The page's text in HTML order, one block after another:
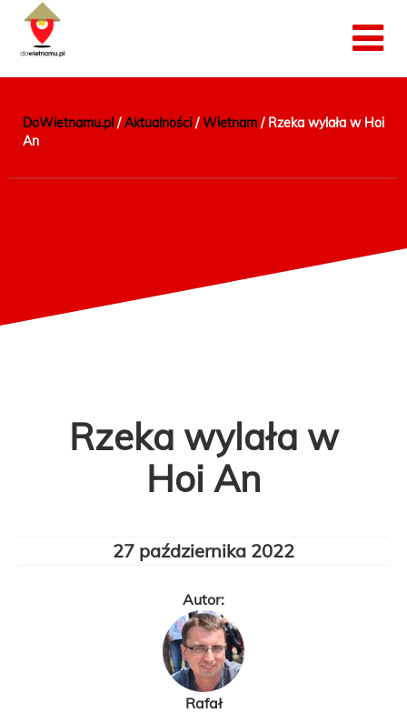
DoWietnamu.pl /Aktualności /Wietnam / Rzeka wylała w Hoi
An
Rzeka wylała w
Hoi An
27 października 2022
Autor:
Rafał